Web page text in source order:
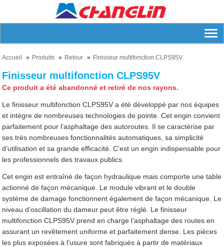
Accueil Produits Retour Finisseur multifonction CLPS95V
Finisseur multifonction CLPS95V
Ce produit a été abandonné et retiré de nos rayons.
Le finisseur multifonction CLPS95V a été développé par nos équipes
et intègre de nombreuses technologies de pointe. Cet engin convient
parfaitement pour l’asphaltage des autoroutes. Il se caractérise par
ses très nombreuses fonctionnalités automatiques, sa simplicité
d’utilisation et sa grande efficacité. C’est un engin indispensable pour
les professionnels des travaux publics.
Cet engin est entraîné de façon hydraulique mais comporte une table
actionné de façon mécanique. Le module vibrant et le double
système de damage fonctionnent également de façon mécanique. Le
niveau d’oscillation du dameur peut être réglé. Le finisseur
multifonction CLPS95V prend en charge l’asphaltage des routes en
assurant un revêtement uniforme et parfaitement dense. Les pièces
les plus exposées à l’usure sont fabriqués à partir de matériaux